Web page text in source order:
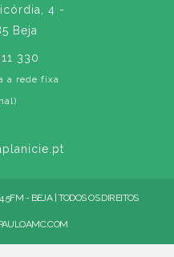
4 -
Beja
330
a rede fixa
- BEJA | TODOS OS DIREITOS